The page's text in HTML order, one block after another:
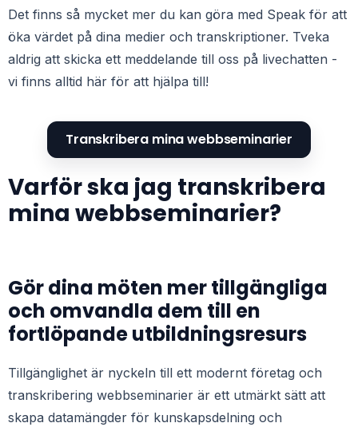
Det finns så mycket mer du kan göra med Speak för att
öka värdet på dina medier och transkriptioner. Tveka
aldrig att skicka ett meddelande till oss på livechatten -
vi finns alltid här för att hjälpa till!
Transkribera mina webbseminarier
Varför ska jag transkribera
mina webbseminarier?
Gör dina möten mer tillgängliga
och omvandla dem till en
fortlöpande utbildningsresurs
Tillgänglighet är nyckeln till ett modernt företag och
transkribering webbseminarier är ett utmärkt sätt att
skapa datamängder för kunskapsdelning och